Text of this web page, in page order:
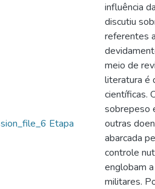
Etapa
influência
discutiu
referentes
meio de
literatura é
científicas.
sobrepeso
outras
abarcada
controle
englobam
militares.